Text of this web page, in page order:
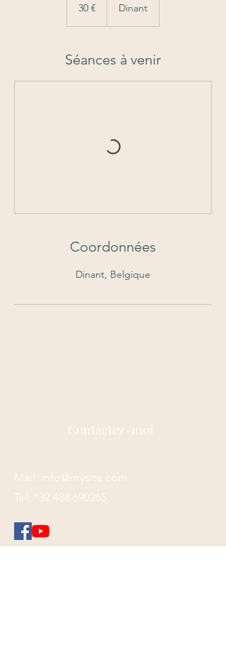
30 € Dinant
Séances à venir
Coordonnées
Dinant, Belgique
Contactez-moi
Mail:
info@mysite.com
Tel: *32 488 690265